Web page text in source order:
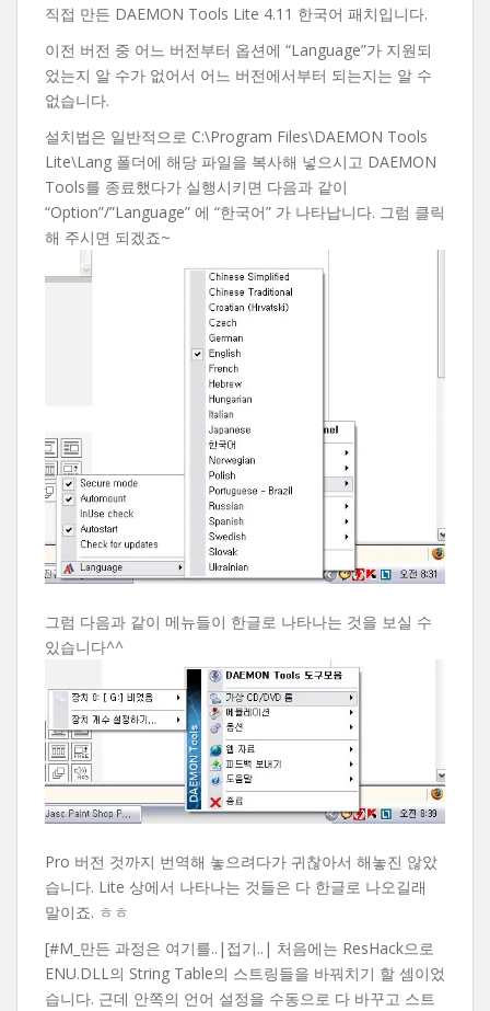
직접 만든 DAEMON Tools Lite 4.11 한국어 패치입니다.
이전 버전 중 어느 버전부터 옵션에 “Language”가 지원되
었는지 알 수가 없어서 어느 버전에서부터 되는지는 알 수
없습니다.
설치법은 일반적으로 C:\Program Files\DAEMON Tools
Lite\Lang 폴더에 해당 파일을 복사해 넣으시고 DAEMON
Tools를 종료했다가 실행시키면 다음과 같이
“Option”/”Language” 에 “한국어” 가 나타납니다. 그럼 클릭
해 주시면 되겠죠~
그럼 다음과 같이 메뉴들이 한글로 나타나는 것을 보실 수
있습니다^^
Pro 버전 것까지 번역해 놓으려다가 귀찮아서 해놓진 않았
습니다. Lite 상에서 나타나는 것들은 다 한글로 나오길래
말이죠. ㅎㅎ
[#M_만든 과정은 여기를..|접기..| 처음에는 ResHack으로
ENU.DLL의 String Table의 스트링들을 바꿔치기 할 셈이었
습니다. 근데 안쪽의 언어 설정을 수동으로 다 바꾸고 스트